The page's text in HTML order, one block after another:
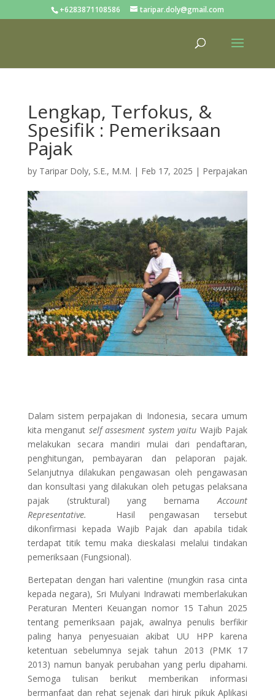
+6283871108586 taripar.doly@gmail.com
Lengkap, Terfokus, &
Spesifik : Pemeriksaan
Pajak
by Taripar Doly, S.E., M.M. | Feb 17, 2025 | Perpajakan
Dalam sistem perpajakan di Indonesia, secara umum
kita menganut self assesment system yaitu Wajib Pajak
melakukan secara mandiri mulai dari pendaftaran,
penghitungan, pembayaran dan pelaporan pajak.
Selanjutnya dilakukan pengawasan oleh pengawasan
dan konsultasi yang dilakukan oleh petugas pelaksana
pajak (struktural) yang bernamaAccount
Representative.
Hasil pengawasan tersebut
dikonfirmasi kepada Wajib Pajak dan apabila tidak
terdapat titik temu maka dieskalasi melalui tindakan
pemeriksaan (Fungsional).
Bertepatan dengan hari valentine (mungkin rasa cinta
kepada negara), Sri Mulyani Indrawati memberlakukan
Peraturan Menteri Keuangan nomor 15 Tahun 2025
tentang pemeriksaan pajak, awalnya penulis berfikir
paling hanya penyesuaian akibat UU HPP karena
ketentuan sebelumnya sejak tahun 2013 (PMK 17
2013) namun banyak perubahan yang perlu dipahami.
Semoga tulisan berikut memberikan informasi
bermanfaat dan rehat sejenak dari hiruk pikuk Aplikasi